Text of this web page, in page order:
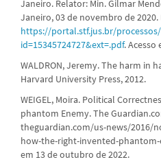
Janeiro. Relator: Min. Gilmar
Janeiro, 03 de novembro de
https://portal.stf.jus.br/
id=15345724727&ext=.pdf. Acesso
WALDRON, Jeremy. The harm in
Harvard University Press, 2012.
WEIGEL, Moira. Political
phantom Enemy. The
theguardian.com/us-news/2016/
how-the-right-invented-
em 13 de outubro de 2022.